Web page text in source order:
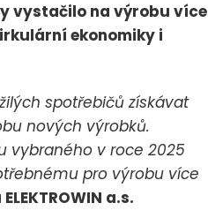
vystačilo na výrobu více
ekonomiky i
spotřebičů získávat
nových výrobků.
vybraného v roce 2025
pro výrobu více
a.s.